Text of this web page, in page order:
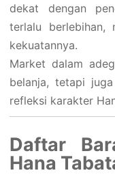
dekat dengan
terlalu berlebihan,
kekuatannya.
Market dalam
belanja, tetapi
refleksi karakter
Daftar
Hana